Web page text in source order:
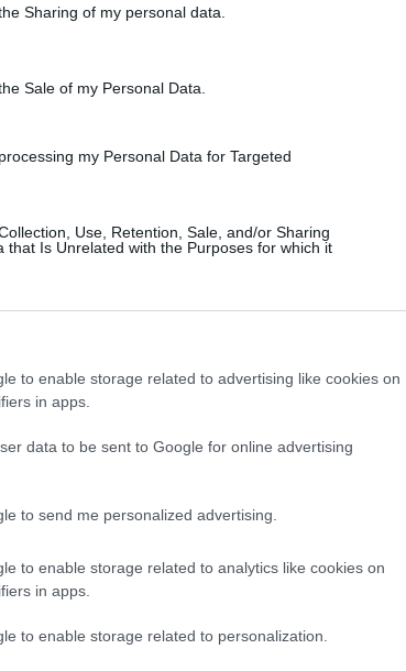
Sharing of my personal data.
Sale of my Personal Data.
my Personal Data for Targeted
Use, Retention, Sale, and/or Sharing
that Is Unrelated with the Purposes for which it
to enable storage related to advertising like cookies on
in apps.
data to be sent to Google for online advertising
to send me personalized advertising.
to enable storage related to analytics like cookies on
in apps.
to enable storage related to personalization.
Please login